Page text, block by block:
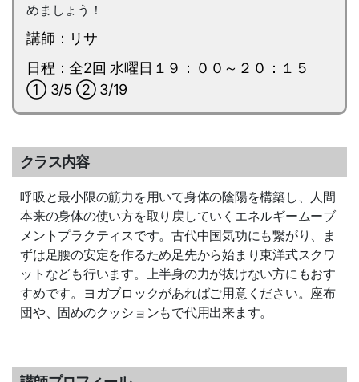
めましょう！
講師：リサ
日程：全2回 水曜日１９：００～２０：１５
① 3/5 ② 3/19
クラス内容
呼吸と最小限の筋力を用いて身体の陰陽を構築し、人間
本来の身体の使い方を取り戻していくエネルギームーブ
メントプラクティスです。古代中国気功にも繋がり、ま
ずは足腰の安定を作るため足先から始まり東洋式スクワ
ットなども行います。上半身の力が抜けない方にもおす
すめです。ヨガブロックがあればご用意ください。座布
団や、固めのクッションもで代用出来ます。